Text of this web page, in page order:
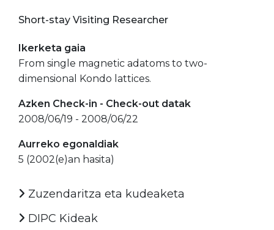
Short-stay Visiting Researcher
Ikerketa gaia
From single magnetic adatoms to two-
dimensional Kondo lattices.
Azken Check-in - Check-out datak
2008/06/19 - 2008/06/22
Aurreko egonaldiak
5 (2002(e)an hasita)
Zuzendaritza eta kudeaketa
DIPC Kideak